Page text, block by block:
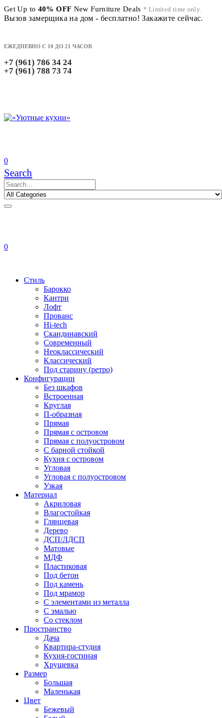
Get Up to 40% OFF New Furniture Deals * Limited time only.
Вызов замерщика на дом - бесплатно! Закажите сейчас.
ЕЖЕДНЕВНО С 10 ДО 21 ЧАСОВ
+7 (961) 786 34 24
+7 (961) 788 73 74
0
Search
0
Стиль
Барокко
Кантри
Лофт
Прованс
Hi-tech
Скандинавский
Современный
Неоклассический
Классический
Под старину (ретро)
Конфигурации
Без шкафов
Встроенная
Круглая
П-образная
Прямая
Прямая с островом
Прямая с полуостровом
С барной стойкой
Кухня с островом
Угловая
Угловая с полуостровом
Узкая
Материал
Акриловая
Влагостойкая
Глянцевая
Дерево
ДСП/ЛДСП
Матовые
МДФ
Пластиковая
Под бетон
Под камень
Под мрамор
С элементами из металла
С эмалью
Со стеклом
Пространство
Дача
Квартира-студия
Кухня-гостиная
Хрущевка
Размер
Большая
Маленькая
Цвет
Бежевый